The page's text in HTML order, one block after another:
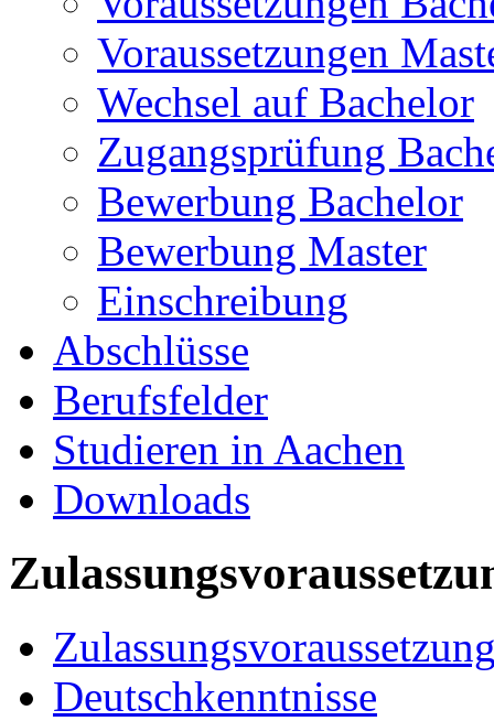
Voraussetzungen
Wechsel auf Bachelor
Zugangsprüfung
Bewerbung Bachelor
Bewerbung Master
Einschreibung
Abschlüsse
Berufsfelder
Studieren in Aachen
Downloads
Deutschkenntnisse